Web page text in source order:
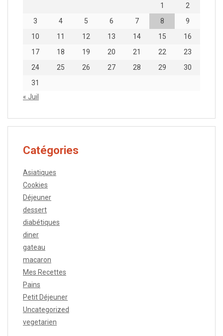
1
2
3
4 5 6 7 8
9
10
11 12 13 14 15
16
17
18 19 20 21 22
23
24
25 26 27 28 29
30
31
« Juil
Catégories
Asiatiques
Cookies
Déjeuner
dessert
diabétiques
diner
gateau
macaron
Mes Recettes
Pains
Petit Déjeuner
Uncategorized
vegetarien